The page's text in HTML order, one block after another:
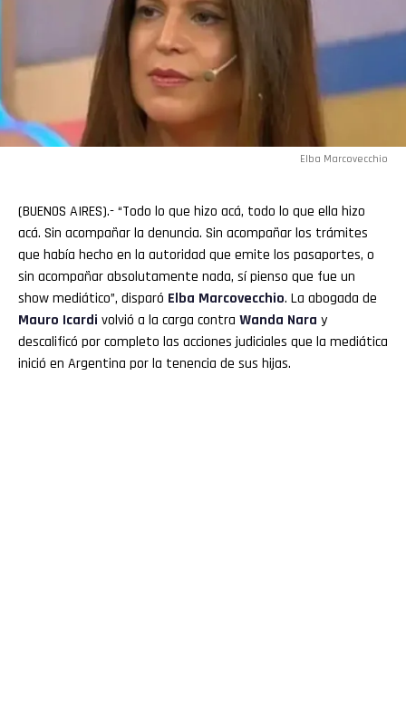
Elba Marcovecchio
(BUENOS AIRES).- “Todo lo que hizo acá, todo lo que ella hizo
acá. Sin acompañar la denuncia. Sin acompañar los trámites
que había hecho en la autoridad que emite los pasaportes, o
sin acompañar absolutamente nada, sí pienso que fue un
show mediático”, disparó Elba Marcovecchio. La abogada de
Mauro Icardi volvió a la carga contra Wanda Nara y
descalificó por completo las acciones judiciales que la mediática
inició en Argentina por la tenencia de sus hijas.